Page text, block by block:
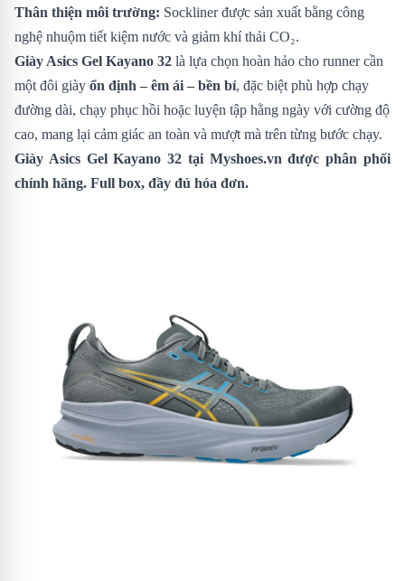
Thân thiện môi trường: Sockliner được sản xuất bằng công
nghệ nhuộm tiết kiệm nước và giảm khí thải CO₂.
Giày Asics Gel Kayano 32 là lựa chọn hoàn hảo cho runner cần
một đôi giày ổn định – êm ái – bền bỉ, đặc biệt phù hợp chạy
đường dài, chạy phục hồi hoặc luyện tập hằng ngày với cường độ
cao, mang lại cảm giác an toàn và mượt mà trên từng bước chạy.
Giày Asics Gel Kayano 32 tại Myshoes.vn được phân phối
chính hãng. Full box, đầy đủ hóa đơn.